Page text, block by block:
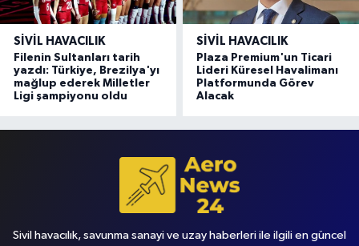
SIVIL HAVACILIK
Filenin Sultanları tarih
yazdı: Türkiye, Brezilya'yı
mağlup ederek Milletler
Ligi şampiyonu oldu
SIVIL HAVACILIK
Plaza Premium'un Ticari
Lideri Küresel Havalimanı
Platformunda Görev
Alacak
Sivil havacılık, savunma sanayi ve uzay haberleri ile ilgili en güncel